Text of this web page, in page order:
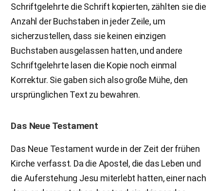
Schriftgelehrte die Schrift kopierten, zählten sie die
Anzahl der Buchstaben in jeder Zeile, um
sicherzustellen, dass sie keinen einzigen
Buchstaben ausgelassen hatten, und andere
Schriftgelehrte lasen die Kopie noch einmal
Korrektur. Sie gaben sich also große Mühe, den
ursprünglichen Text zu bewahren.
Das Neue Testament
Das Neue Testament wurde in der Zeit der frühen
Kirche verfasst. Da die Apostel, die das Leben und
die Auferstehung Jesu miterlebt hatten, einer nach